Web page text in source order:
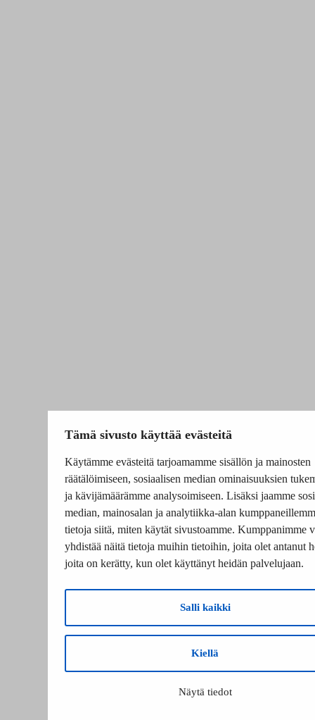
Tämä sivusto käyttää evästeitä
Käytämme evästeitä tarjoamamme sisällön ja mainosten
räätälöimiseen, sosiaalisen median ominaisuuksien
ja kävijämäärämme analysoimiseen. Lisäksi jaamme
median, mainosalan ja analytiikka-alan
tietoja siitä, miten käytät sivustoamme. Kumppanimme
yhdistää näitä tietoja muihin tietoihin, joita olet antanut
joita on kerätty, kun olet käyttänyt heidän palvelujaan.
Salli kaikki
Kiellä
Näytä tiedot